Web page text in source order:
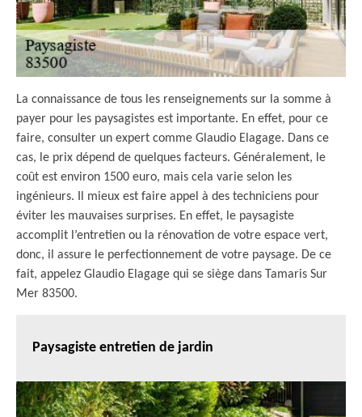
La connaissance de tous les renseignements sur la somme à
payer pour les paysagistes est importante. En effet, pour ce
faire, consulter un expert comme Glaudio Elagage. Dans ce
cas, le prix dépend de quelques facteurs. Généralement, le
coût est environ 1500 euro, mais cela varie selon les
ingénieurs. Il mieux est faire appel à des techniciens pour
éviter les mauvaises surprises. En effet, le paysagiste
accomplit l’entretien ou la rénovation de votre espace vert,
donc, il assure le perfectionnement de votre paysage. De ce
fait, appelez Glaudio Elagage qui se siège dans Tamaris Sur
Mer 83500.
Paysagiste entretien de jardin